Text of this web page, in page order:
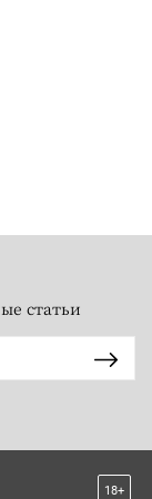
статьи
18+